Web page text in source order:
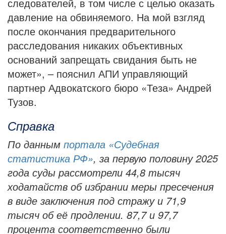
давление на обвиняемого. На мой взгляд
после окончания предварительного
расследования никаких объективных
оснований запрещать свидания быть не
может», – пояснил АПИ управляющий
партнер Адвокатского бюро «Теза» Андрей
Тузов.
Справка
По данным портала «Судебная
статистика РФ», за первую половину 2025
года суды рассмотрели 44,8 тысяч
ходатайств об избрании меры пресечения
в виде заключения под стражу и 71,9
тысяч об её продлении. 87,7 и 97,7
процента соответственно были